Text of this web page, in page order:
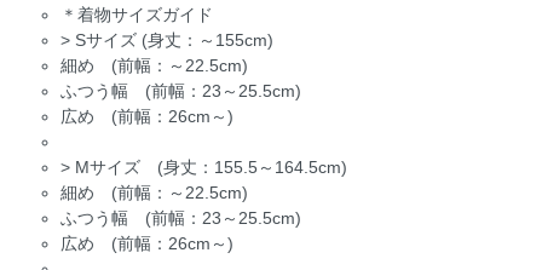
＊着物サイズガイド
> Sサイズ (身丈：～155cm)
細め (前幅：～22.5cm)
ふつう幅 (前幅：23～25.5cm)
広め (前幅：26cm～)
> Mサイズ (身丈：155.5～164.5cm)
細め (前幅：～22.5cm)
ふつう幅 (前幅：23～25.5cm)
広め (前幅：26cm～)